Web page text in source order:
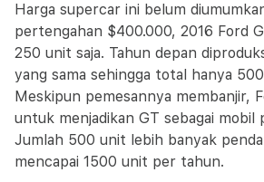
Harga supercar ini belum
pertengahan $400.000, 2016 Ford
250 unit saja. Tahun depan
yang sama sehingga total hanya
Meskipun pemesannya membanjir,
untuk menjadikan GT sebagai mobil
Jumlah 500 unit lebih banyak
mencapai 1500 unit per tahun.